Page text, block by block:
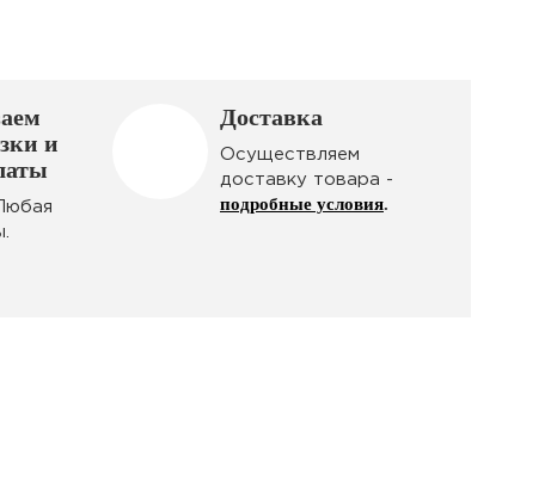
и
Доставка
Осуществляем
доставку товара -
подробные условия.